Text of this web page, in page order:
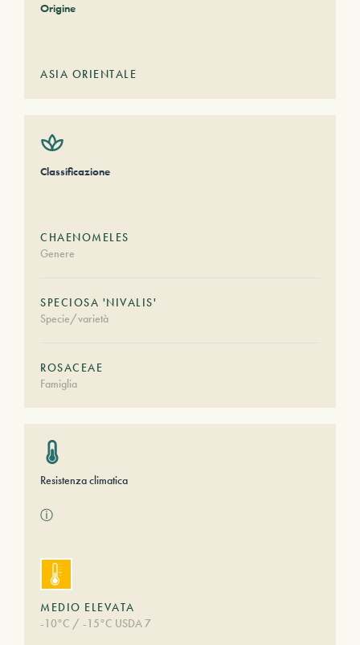
Origine
ASIA ORIENTALE
Classificazione
CHAENOMELES
Genere
SPECIOSA 'NIVALIS'
Specie/varietà
ROSACEAE
Famiglia
Resistenza climatica
ⓘ
MEDIO ELEVATA
-10°C / -15°C USDA 7